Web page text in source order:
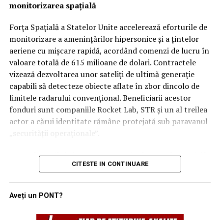
instantaneu.
regionali, unii analiști rămân sceptici cu privire la
Rămâne de văzut dacă, în cazul unui atac iminent din
partea proxy-urilor Teheranului, Ankara și Islamabadul
vor interveni militar pentru a proteja regatul saudit,
transformând semnăturile de astăzi într-o realitate
operativă.
monitorizarea spațială
Forța Spațială a Statelor Unite accelerează eforturile de
monitorizare a amenințărilor hipersonice și a țintelor
aeriene cu mișcare rapidă, acordând comenzi de lucru în
valoare totală de 615 milioane de dolari. Contractele
vizează dezvoltarea unor sateliți de ultimă generație
capabili să detecteze obiecte aflate în zbor dincolo de
limitele radarului convențional. Beneficiarii acestor
fonduri sunt companiile Rocket Lab, STR și un al treilea
actor a cărui identitate rămâne protejată sub paravanul
„securității operaționale”.
Această rundă de finanțare reprezintă o etapă esențială
în programul SB-AMTI (Space-Based Airborne Moving
lansat în luna aprilie a acestui an. Inițiativa este
gestionată de biroul de portofoliu pentru detecție și
țintire spațială, având ca scop final crearea unei rețele
CITESTE IN CONTINUARE
Aveți un PONT?